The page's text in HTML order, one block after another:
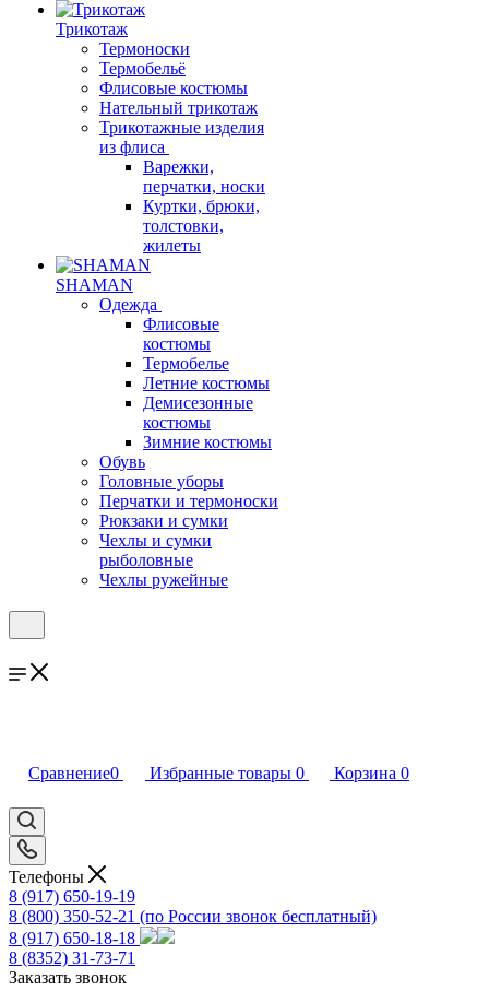
Трикотаж
Термоноски
Термобельё
Флисовые костюмы
Нательный трикотаж
Трикотажные изделия
из флиса
Варежки,
перчатки, носки
Куртки, брюки,
толстовки,
жилеты
SHAMAN
Одежда
Флисовые
костюмы
Термобелье
Летние костюмы
Демисезонные
костюмы
Зимние костюмы
Обувь
Головные уборы
Перчатки и термоноски
Рюкзаки и сумки
Чехлы и сумки
рыболовные
Чехлы ружейные
Сравнение0 Избранные товары 0 Корзина 0
Телефоны
8 (917) 650-19-19
8 (800) 350-52-21 (по России звонок бесплатный)
8 (917) 650-18-18
8 (8352) 31-73-71
Заказать звонок